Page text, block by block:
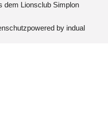
dem Lionsclub Simplon
powered by indual